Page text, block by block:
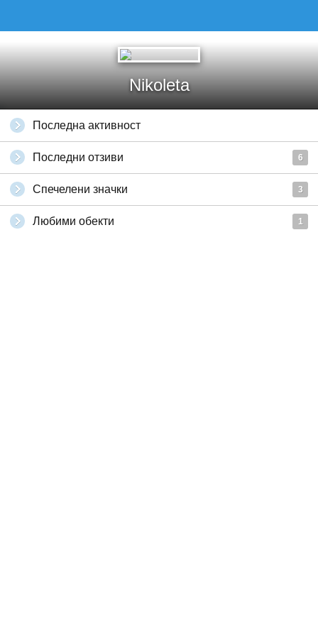
Nikoleta
Последна активност
Последни отзиви 6
Спечелени значки 3
Любими обекти 1